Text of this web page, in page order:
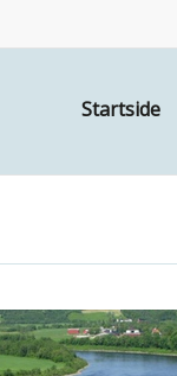
Startside